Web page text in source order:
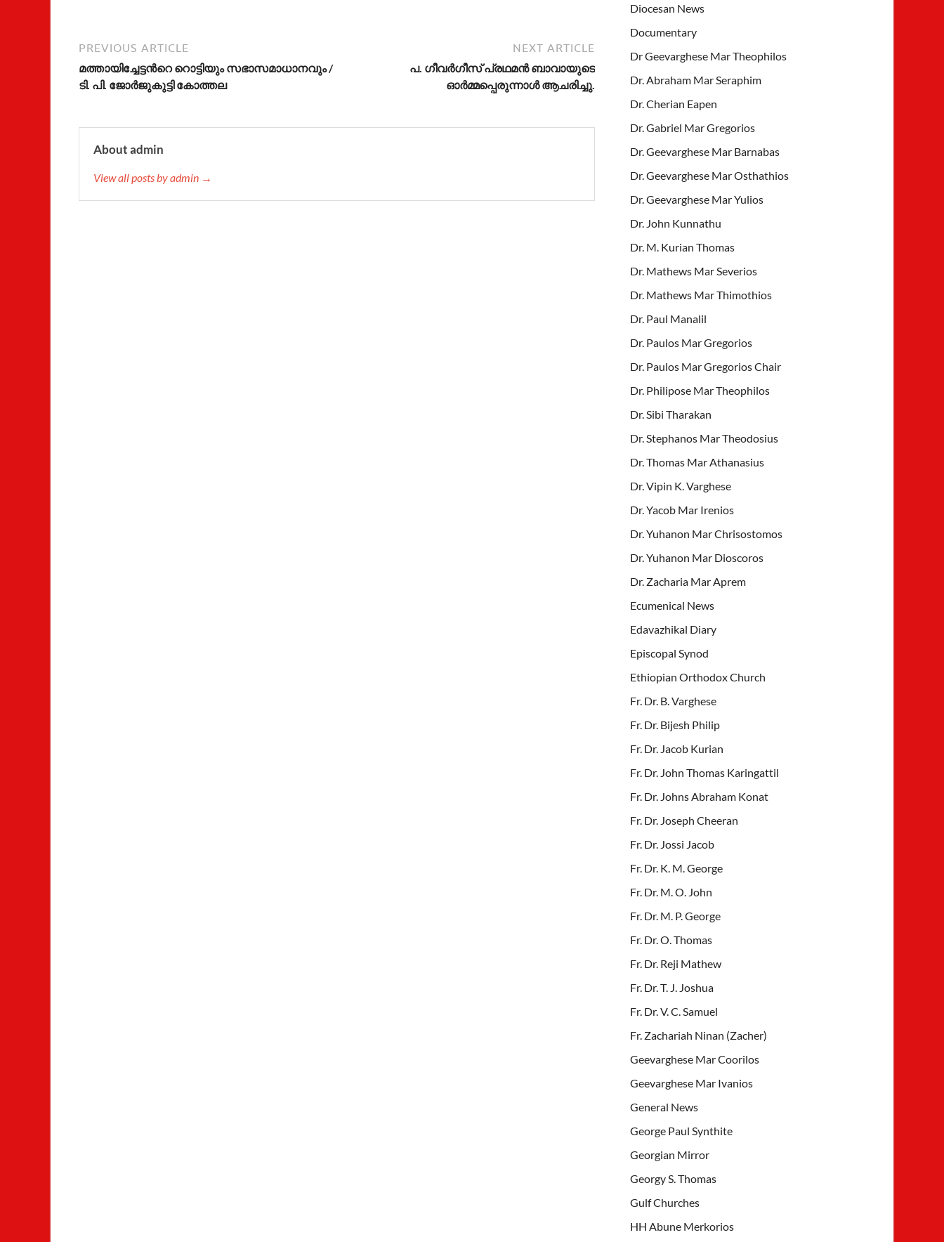
PREVIOUS ARTICLE
മത്തായിച്ചേട്ടന്‍റെ റൊട്ടിയും സഭാസമാധാനവും /
ടി. പി. ജോര്‍ജുകുട്ടി കോത്തല
NEXT ARTICLE
പ. ഗീവര്‍ഗീസ് പ്രഥമന്‍ ബാവായുടെ
ഓര്‍മ്മപ്പെരുന്നാള്‍ ആചരിച്ചു.
About admin
View all posts by admin →
Diocesan News
Documentary
Dr Geevarghese Mar Theophilos
Dr. Abraham Mar Seraphim
Dr. Cherian Eapen
Dr. Gabriel Mar Gregorios
Dr. Geevarghese Mar Barnabas
Dr. Geevarghese Mar Osthathios
Dr. Geevarghese Mar Yulios
Dr. John Kunnathu
Dr. M. Kurian Thomas
Dr. Mathews Mar Severios
Dr. Mathews Mar Thimothios
Dr. Paul Manalil
Dr. Paulos Mar Gregorios
Dr. Paulos Mar Gregorios Chair
Dr. Philipose Mar Theophilos
Dr. Sibi Tharakan
Dr. Stephanos Mar Theodosius
Dr. Thomas Mar Athanasius
Dr. Vipin K. Varghese
Dr. Yacob Mar Irenios
Dr. Yuhanon Mar Chrisostomos
Dr. Yuhanon Mar Dioscoros
Dr. Zacharia Mar Aprem
Ecumenical News
Edavazhikal Diary
Episcopal Synod
Ethiopian Orthodox Church
Fr. Dr. B. Varghese
Fr. Dr. Bijesh Philip
Fr. Dr. Jacob Kurian
Fr. Dr. John Thomas Karingattil
Fr. Dr. Johns Abraham Konat
Fr. Dr. Joseph Cheeran
Fr. Dr. Jossi Jacob
Fr. Dr. K. M. George
Fr. Dr. M. O. John
Fr. Dr. M. P. George
Fr. Dr. O. Thomas
Fr. Dr. Reji Mathew
Fr. Dr. T. J. Joshua
Fr. Dr. V. C. Samuel
Fr. Zachariah Ninan (Zacher)
Geevarghese Mar Coorilos
Geevarghese Mar Ivanios
General News
George Paul Synthite
Georgian Mirror
Georgy S. Thomas
Gulf Churches
HH Abune Merkorios